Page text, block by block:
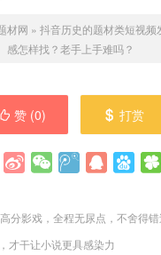
材网 » 抖音历史的题材类短视频
感怎样找？老手上手难吗？
赞 (0) 打赏
分影戏，全程无尿点，不舍得
才干让小说更具感染力